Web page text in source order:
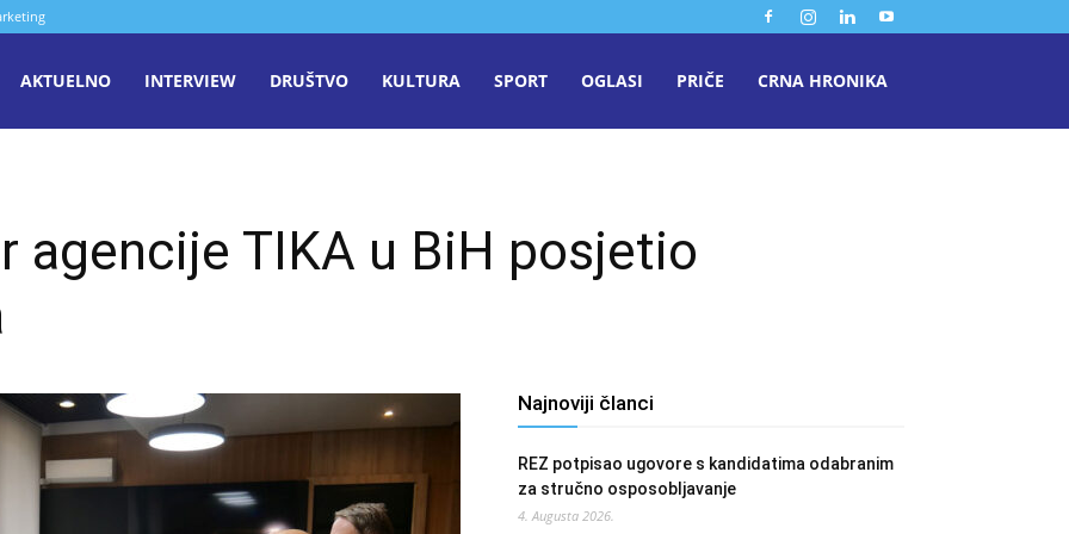
AKTUELNO INTERVIEW DRUŠTVO KULTURA SPORT OGLASI PRIČE CRNA HRONIKA
agencije TIKA u BiH posjetio
Najnoviji članci
REZ potpisao ugovore s kandidatima odabranim
za stručno osposobljavanje
4. Augusta 2026.